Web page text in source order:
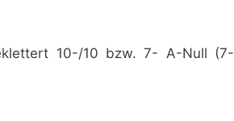
10-/10 bzw. 7- A-Null (7-